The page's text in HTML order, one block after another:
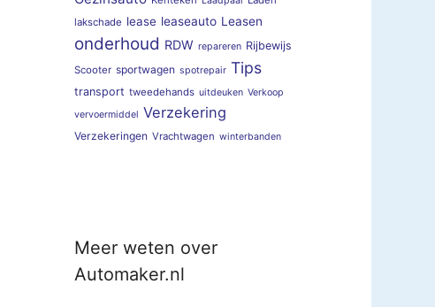
lakschade lease leaseauto Leasen
onderhoud RDW repareren Rijbewijs
Scooter sportwagen spotrepair Tips
transport tweedehands uitdeuken Verkoop
vervoermiddel Verzekering
Verzekeringen Vrachtwagen winterbanden
Meer weten over
Automaker.nl